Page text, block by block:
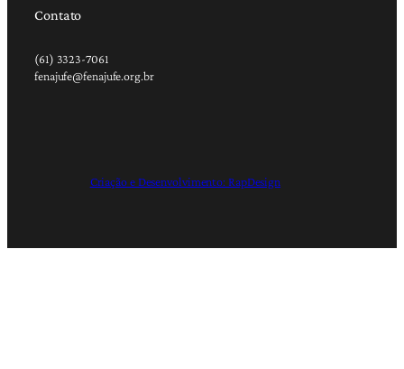
Contato
(61) 3323-7061
fenajufe@fenajufe.org.br
Criação e Desenvolvimento: RapDesign